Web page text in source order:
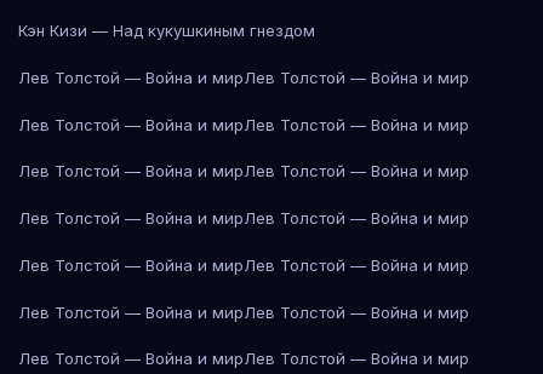
Кэн Кизи — Над кукушкиным гнездом
Лев Толстой — Война и мирЛев Толстой — Война и мир
Лев Толстой — Война и мирЛев Толстой — Война и мир
Лев Толстой — Война и мирЛев Толстой — Война и мир
Лев Толстой — Война и мирЛев Толстой — Война и мир
Лев Толстой — Война и мирЛев Толстой — Война и мир
Лев Толстой — Война и мирЛев Толстой — Война и мир
Лев Толстой — Война и мирЛев Толстой — Война и мир